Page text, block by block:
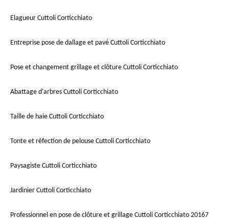
Elagueur Cuttoli Corticchiato
Entreprise pose de dallage et pavé Cuttoli Corticchiato
Pose et changement grillage et clôture Cuttoli Corticchiato
Abattage d'arbres Cuttoli Corticchiato
Taille de haie Cuttoli Corticchiato
Tonte et réfection de pelouse Cuttoli Corticchiato
Paysagiste Cuttoli Corticchiato
Jardinier Cuttoli Corticchiato
Professionnel en pose de clôture et grillage Cuttoli Corticchiato 20167